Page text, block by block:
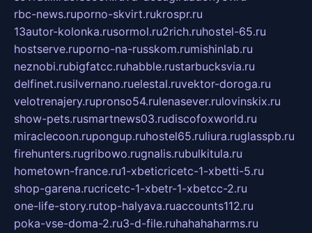
rbc-news.ruporno-skvirt.rukrospr.ru
13autor-kolonka.rusormol.ru2rich.ruhostel-65.ru
hostserve.ruporno-na-russkom.rumishinlab.ru
neznobi.rubigfatcc.ruhabble.rustarbucksvia.ru
delfinet.rusilvernano.ruelestal.ruvektor-doroga.ru
velotrenajery.rupronso54.rulenasever.rulovinskix.ru
show-pets.rusmartnews03.rudiscofoxworld.ru
miraclecoon.rupongup.ruhostel65.ruliura.ruglasspb.ru
firehunters.rugribowo.rugnalis.rubulkitula.ru
hometown-france.ru1-xbeticricetc-1-xbetti-5.ru
shop-garena.rucricetc-1-xbetr-1-xbetcc-2.ru
one-life-story.rutop-halyava.ruaccounts112.ru
poka-vse-doma-2.ru3-d-file.ruhahahaharms.ru